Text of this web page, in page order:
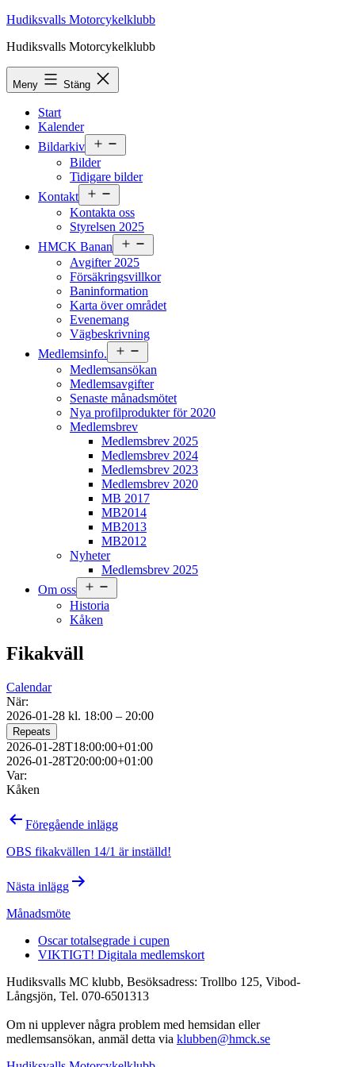
Hoppa
innehåll
Hudiksvalls Motorcykelklubb
Hudiksvalls Motorcykelklubb
Meny Stäng
Start
Kalender
Bildarkiv
meny
Bilder
Tidigare bilder
Kontakt
meny
Kontakta oss
Styrelsen 2025
HMCK Banan
meny
Avgifter 2025
Försäkringsvillkor
Baninformation
Karta över området
Evenemang
Vägbeskrivning
Medlemsinfo.
meny
Medlemsansökan
Medlemsavgifter
Senaste månadsmötet
Nya profilprodukter för 2020
Medlemsbrev
Medlemsbrev 2025
Medlemsbrev 2024
Medlemsbrev 2023
Medlemsbrev 2020
MB 2017
MB2014
MB2013
MB2012
Nyheter
Medlemsbrev 2025
Om oss
meny
Historia
Kåken
Fikakväll
Calendar
När:
2026-01-28 kl. 18:00 – 20:00
Repeats
2026-01-28T18:00:00+01:00
2026-01-28T20:00:00+01:00
Var:
Kåken
Inläggsnavigering
Föregående inlägg
OBS fikakvällen 14/1 är inställd!
Nästa inlägg
Månadsmöte
Oscar totalsegrade i cupen
VIKTIGT! Digitala medlemskort
Hudiksvalls MC klubb, Besöksadress: Trollbo 125, Vibod-
Långsjön, Tel. 070-6501313
Om ni upplever några problem med hemsidan eller
medlemsansökan, anmäl detta via klubben@hmck.se